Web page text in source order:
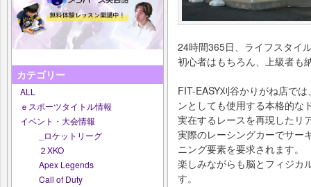
カテゴリー
ALL
ｅスポーツタイトル情報
イベント・大会情報
_ロケットリーグ
２XKO
Apex Legends
Call of Duty
24時間365日、ライフスタイ
初心者はもちろん、上級者も
FIT-EASY刈谷かりがね店で
ンとしても使用する本格的な
実在するレースを再現したリ
実際のレーシングカーでサー
ニング要素を要求されます。
楽しみながらも脳とフィジカ
す。